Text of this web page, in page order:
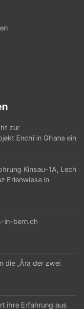
zur
Enchi in Ghana ein
Kinsau-1A, Lech
Erlenwiese in
in-bern.ch
die „Ära der zwei
ihre Erfahrung aus